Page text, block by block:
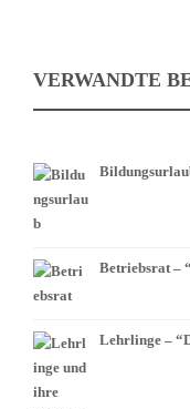
VERWANDTE
Betriebsrat –
Lehrlinge –